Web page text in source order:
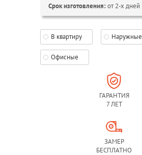
Срок изготовления:от 2-х дней
В квартиру Наружные
Офисные
ГАРАНТИЯ
7 ЛЕТ
ЗАМЕР
БЕСПЛАТНО